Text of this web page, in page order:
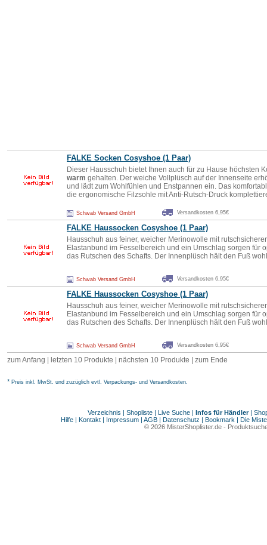
FALKE Socken Cosyshoe (1 Paar)
Dieser Hausschuh bietet Ihnen auch für zu Hause höchsten
warm gehalten. Der weiche Vollplüsch auf der Innenseite
und lädt zum Wohlfühlen und Enstpannen ein. Das
die ergonomische Filzsohle mit Anti-Rutsch-Druck
Schwab Versand GmbH Versandkosten 6,95€
FALKE Haussocken Cosyshoe (1 Paar)
Hausschuh aus feiner, weicher Merinowolle mit
Elastanbund im Fesselbereich und ein Umschlag sorgen für
das Rutschen des Schafts. Der Innenplüsch hält den Fuß
Schwab Versand GmbH Versandkosten 6,95€
FALKE Haussocken Cosyshoe (1 Paar)
Hausschuh aus feiner, weicher Merinowolle mit
Elastanbund im Fesselbereich und ein Umschlag sorgen für
das Rutschen des Schafts. Der Innenplüsch hält den Fuß
Schwab Versand GmbH Versandkosten 6,95€
zum Anfang letzten 10 Produkte nächsten 10 Produkte zum Ende
* Preis inkl. MwSt. und zuzüglich evtl. Verpackungs- und Versandkosten.
Verzeichnis | Shopliste| Live Suche| Infos für Händler|
Hilfe | Kontakt | Impressum | AGB | Datenschutz | Bookmark | Die
© 2026 MisterShoplister.de-